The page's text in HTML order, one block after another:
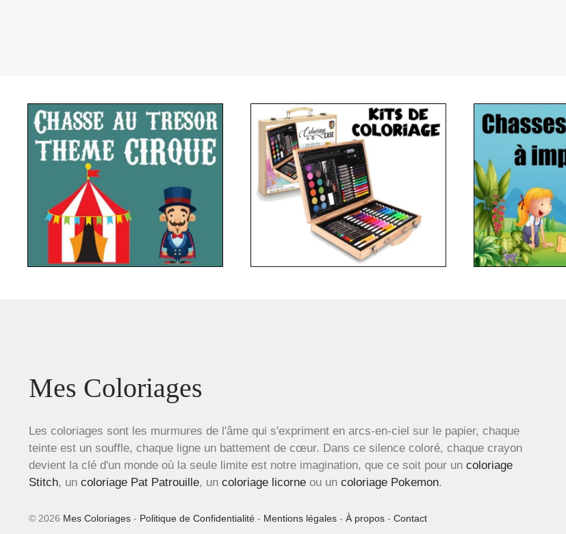
Mes Coloriages
Les coloriages sont les murmures de l'âme qui s'expriment en arcs-en-ciel sur le papier, chaque
teinte est un souffle, chaque ligne un battement de cœur. Dans ce silence coloré, chaque crayon
devient la clé d'un monde où la seule limite est notre imagination, que ce soit pour un coloriage
Stitch, un coloriage Pat Patrouille, un coloriage licorne ou un coloriage Pokemon.
© 2026 Mes Coloriages - Politique de Confidentialité - Mentions légales - À propos - Contact